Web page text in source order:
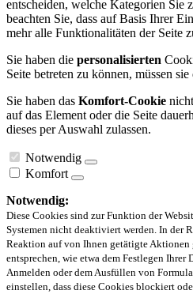
entscheiden, welche Kategorien Sie
beachten Sie, dass auf Basis Ihrer
mehr alle Funktionalitäten der Seite
Sie haben die personalisierten
Seite betreten zu können, müssen
Sie haben das Komfort-Cookie
auf das Element oder die Seite
dieses per Auswahl zulassen.
Notwendig
Komfort
Notwendig:
Diese Cookies sind zur Funktion der
Systemen nicht deaktiviert werden. In der
Reaktion auf von Ihnen getätigte Aktionen
entsprechen, wie etwa dem Festlegen Ihrer
Anmelden oder dem Ausfüllen von
einstellen, dass diese Cookies blockiert